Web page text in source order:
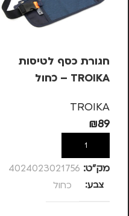
חגורת כסף לטיסות
TROIKA – כחול
TROIKA
₪89
הוספה לסל
מק”ט: 4024023021756
צבע כחול